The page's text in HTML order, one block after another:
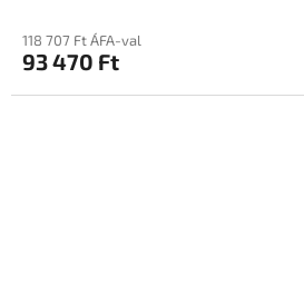
118 707 Ft ÁFA-val
93 470 Ft